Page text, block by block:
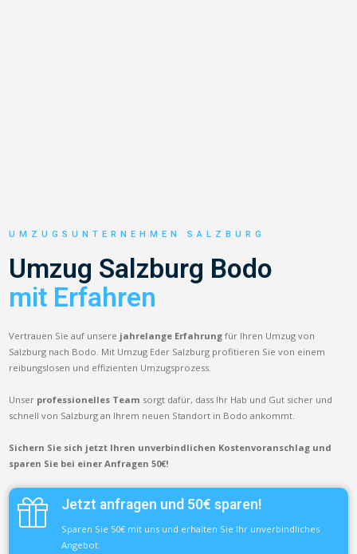
UMZUGSUNTERNEHMEN SALZBURG
Umzug Salzburg Bodo
mit Erfahren
Vertrauen Sie auf unsere jahrelange Erfahrung für Ihren Umzug von
Salzburg nach Bodo. Mit Umzug Eder Salzburg profitieren Sie von einem
reibungslosen und effizienten Umzugsprozess.
Unser professionelles Team sorgt dafür, dass Ihr Hab und Gut sicher und
schnell von Salzburg an Ihrem neuen Standort in Bodo ankommt.
Sichern Sie sich jetzt Ihren unverbindlichen Kostenvoranschlag und
sparen Sie bei einer Anfragen 50€!
Jetzt anfragen und 50€ sparen!
Sparen Sie 50€ mit uns und erhalten Sie Ihr unverbindliches
Angebot.